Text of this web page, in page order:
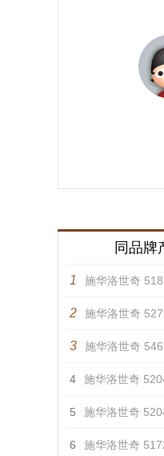
同品牌
1 施华洛世奇
2 施华洛世奇
3 施华洛世奇
4 施华洛世奇
5 施华洛世奇
6 施华洛世奇